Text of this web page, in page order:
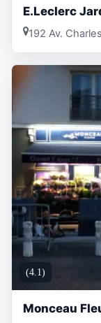
E.Leclerc
192 Av.
(4.1)
Monceau